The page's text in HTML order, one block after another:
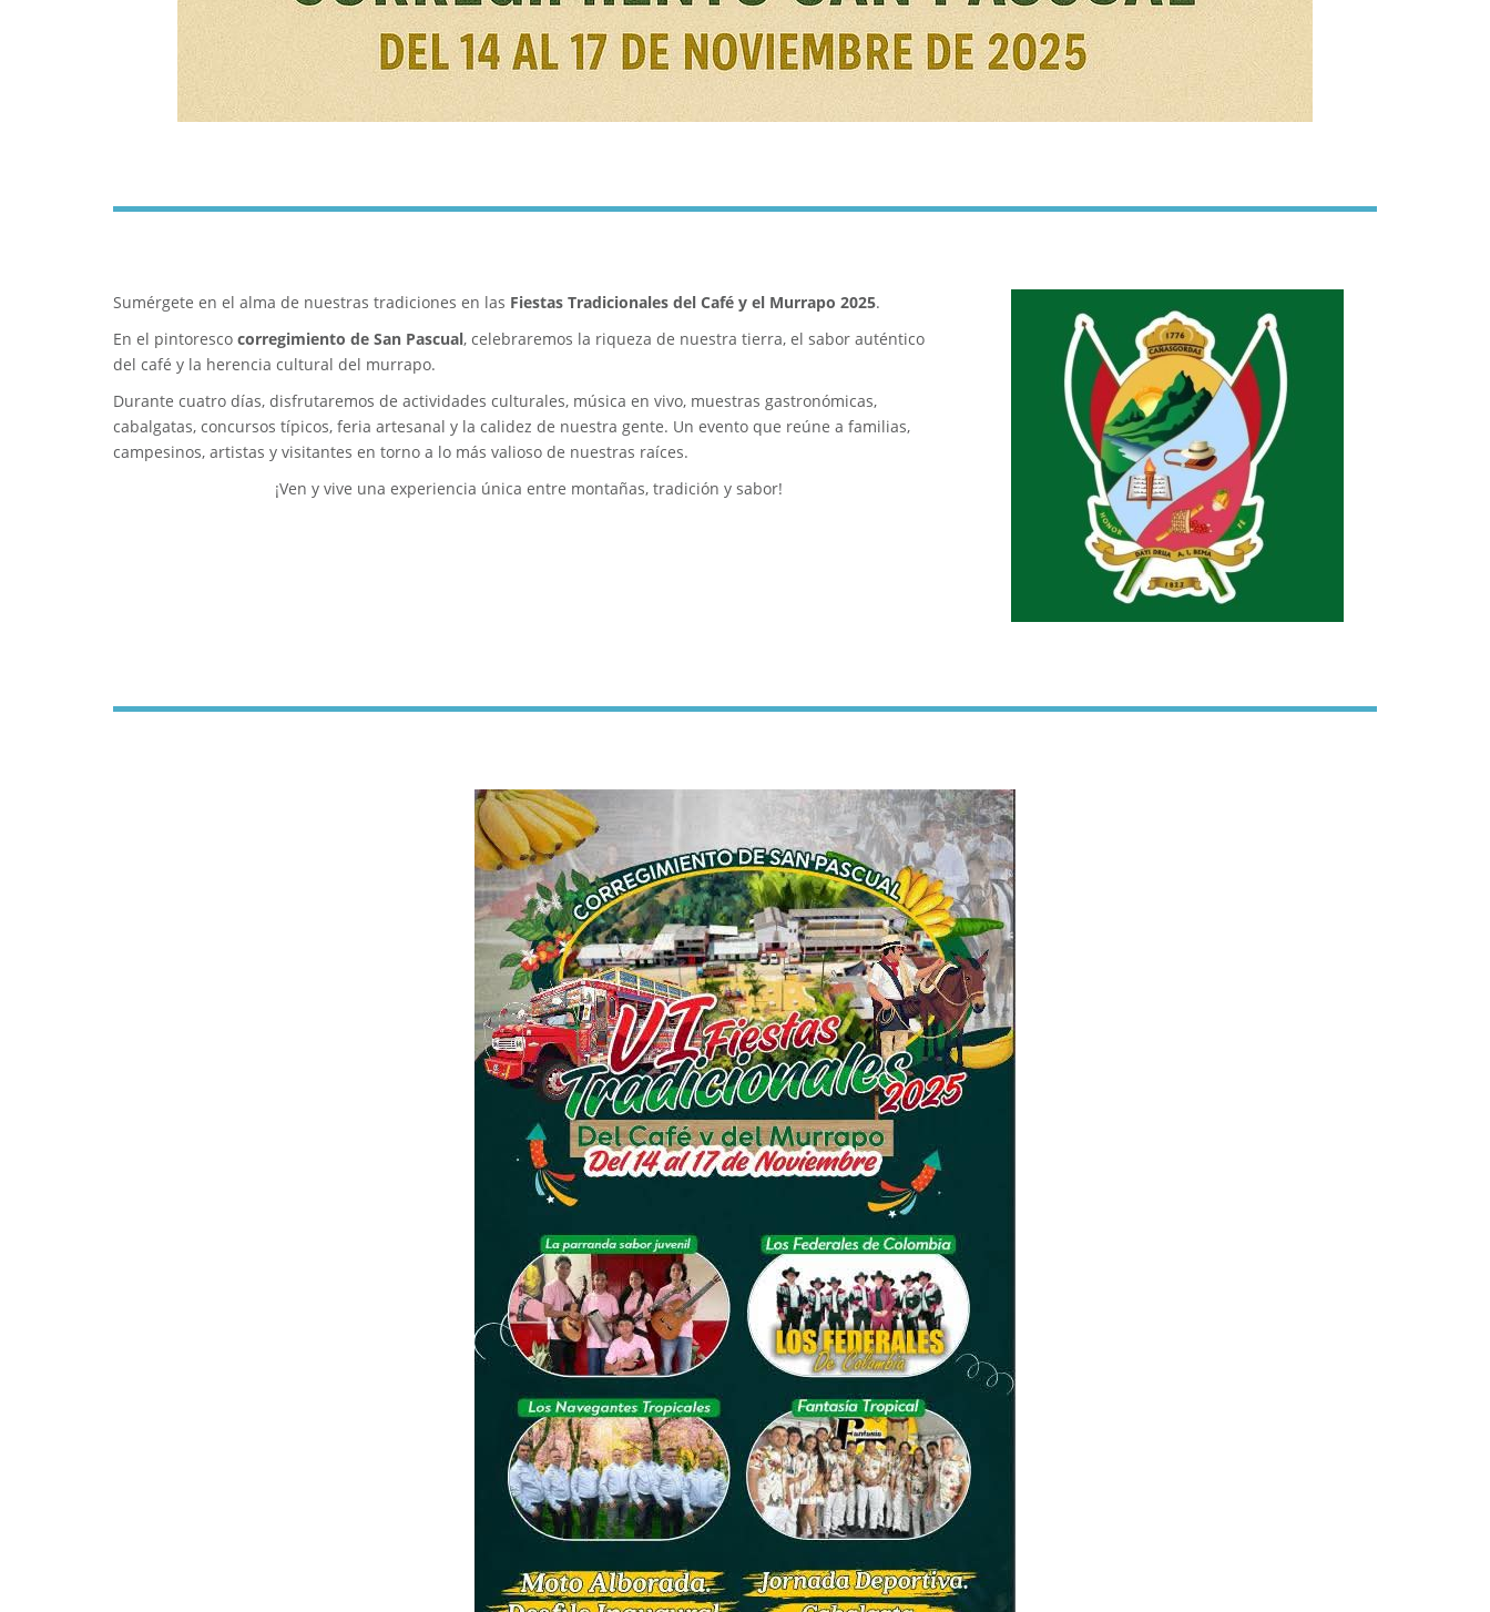
Sumérgete en el alma de nuestras tradiciones en las Fiestas Tradicionales del Café y el Murrapo 2025.
En el pintoresco corregimiento de San Pascual, celebraremos la riqueza de nuestra tierra, el sabor auténtico
del café y la herencia cultural del murrapo.
Durante cuatro días, disfrutaremos de actividades culturales, música en vivo, muestras gastronómicas,
cabalgatas, concursos típicos, feria artesanal y la calidez de nuestra gente. Un evento que reúne a familias,
campesinos, artistas y visitantes en torno a lo más valioso de nuestras raíces.
¡Ven y vive una experiencia única entre montañas, tradición y sabor!